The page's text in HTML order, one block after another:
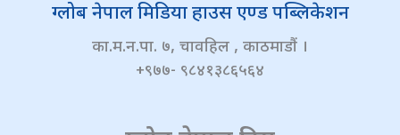
ग्लोब नेपाल मिडिया हाउस एण्ड पब्लिकेशन
का.म.न.पा. ७, चावहिल , काठमाडौं ।
+९७७- ९८४१३८६५६४